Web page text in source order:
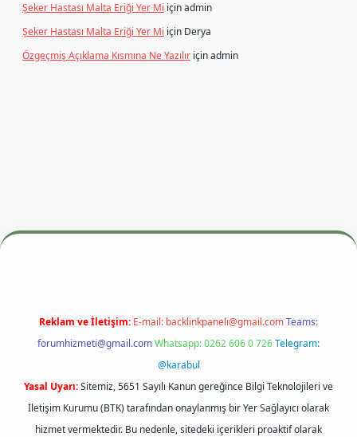
Şeker Hastası Malta Eriği Yer Mi içinadmin
Şeker Hastası Malta Eriği Yer Mi için Derya
Özgeçmiş Açıklama Kısmına Ne Yazılır içinadmin
betexper.xyzm elexbet
Reklam ve İletişim: E-mail: backlinkpaneli@gmail.comTeams:
forumhizmeti@gmail.comWhatsapp: 0262 606 0 726Telegram:
@karabul
Yasal Uyarı:Sitemiz, 5651 Sayılı Kanun gereğince Bilgi Teknolojileri ve
İletişim Kurumu (BTK) tarafından onaylanmış bir Yer Sağlayıcı olarak
hizmet vermektedir. Bu nedenle, sitedeki içerikleri proaktif olarak